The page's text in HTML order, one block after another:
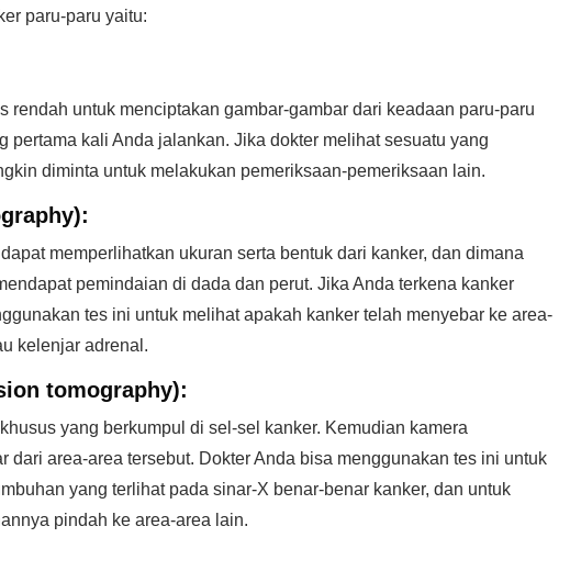
paru-paru yaitu:
rendah untuk menciptakan gambar-gambar dari keadaan paru-paru
pertama kali Anda jalankan. Jika dokter melihat sesuatu yang
diminta untuk melakukan pemeriksaan-pemeriksaan lain.
memperlihatkan ukuran serta bentuk dari kanker, dan dimana
pemindaian di dada dan perut. Jika Anda terkena kanker
tes ini untuk melihat apakah kanker telah menyebar ke area-
kelenjar adrenal.
tomography):
yang berkumpul di sel-sel kanker. Kemudian kamera
dari area-area tersebut. Dokter Anda bisa menggunakan tes ini untuk
yang terlihat pada sinar-X benar-benar kanker, dan untuk
pindah ke area-area lain.